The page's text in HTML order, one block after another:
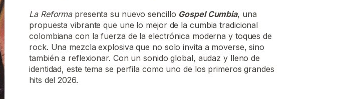
La Reformapresenta su nuevo sencillo Gospel Cumbia, una
propuesta vibrante que une lo mejor de la cumbia tradicional
colombiana con la fuerza de la electrónica moderna y toques de
rock. Una mezcla explosiva que no solo invita a moverse, sino
también a reflexionar. Con un sonido global, audaz y lleno de
identidad, este tema se perfila como uno de los primeros grandes
hits del 2026.